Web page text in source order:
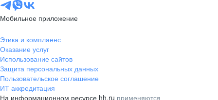
Мобильное приложение
Этика и комплаенс
Оказание услуг
Использование сайтов
Защита персональных данных
Пользовательское соглашение
ИТ аккредитация
На информационном ресурсе hh.ru применяются